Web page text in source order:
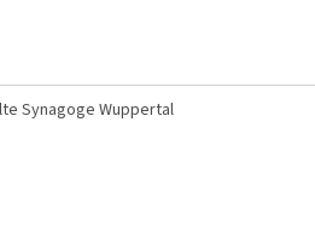
Synagoge Wuppertal